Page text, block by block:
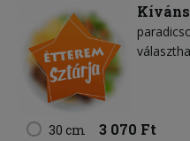
30 cm 3 070 Ft